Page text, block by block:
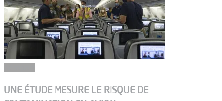
UNE ÉTUDE MESURE LE RISQUE DE